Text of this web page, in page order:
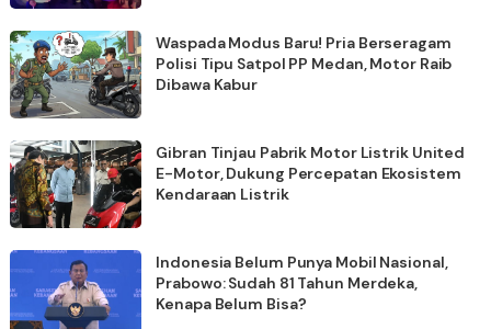
Waspada Modus Baru! Pria Berseragam
Polisi Tipu Satpol PP Medan, Motor Raib
Dibawa Kabur
Gibran Tinjau Pabrik Motor Listrik United
E-Motor, Dukung Percepatan Ekosistem
Kendaraan Listrik
Indonesia Belum Punya Mobil Nasional,
Prabowo: Sudah 81 Tahun Merdeka,
Kenapa Belum Bisa?